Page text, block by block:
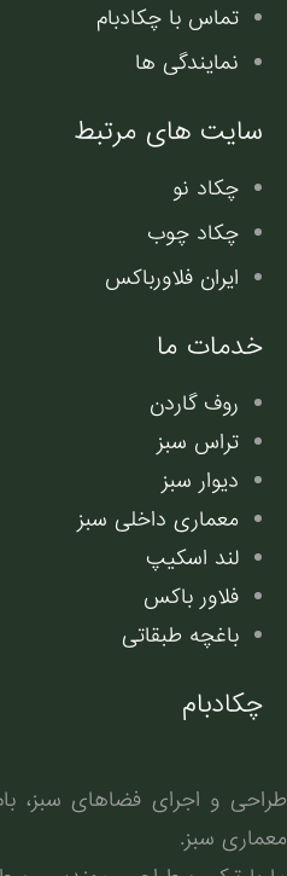
تماس با چکادبام
نمایندگی ها
سایت های مرتبط
چکاد نو
چکاد چوب
ایران فلاورباکس
خدمات ما
روف گاردن
تراس سبز
دیوار سبز
معماری داخلی سبز
لند اسکیپ
فلاور باکس
باغچه طبقاتی
چکادبام
طراحی و اجرای فضاهای سبز،
معماری سبز.